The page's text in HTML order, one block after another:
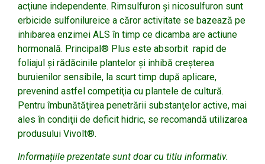
acţiune independente. Rimsulfuron şi nicosulfuron sunt
erbicide sulfonilureice a căror activitate se bazează pe
inhibarea enzimei ALS în timp ce dicamba are actiune
hormonală. Principal® Plus este absorbit rapid de
foliajul şi rădăcinile plantelor şi inhibă creşterea
buruienilor sensibile, la scurt timp după aplicare,
prevenind astfel competiţia cu plantele de cultură.
Pentru îmbunătăţirea penetrării substanţelor active, mai
ales în condiţii de deficit hidric, se recomandă utilizarea
produsului Vivolt®.
Informațiile prezentate sunt doar cu titlu informativ.